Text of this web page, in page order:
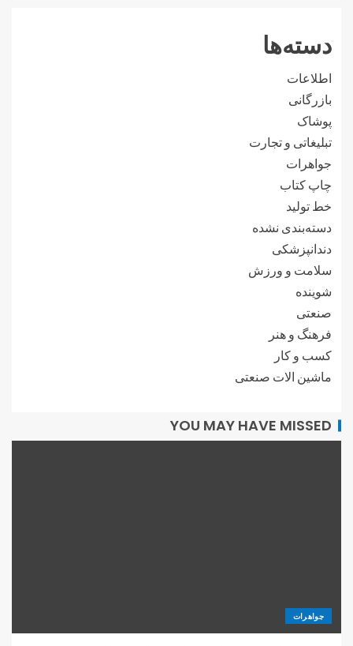
دسته‌ها
اطلاعات
بازرگانی
پوشاک
تبلیغاتی و تجارت
جواهرات
چاپ کتاب
خط تولید
دسته‌بندی نشده
دندانپزشکی
سلامت و ورزش
شوینده
صنعتی
فرهنگ و هنر
کسب و کار
ماشین الات صنعتی
YOU MAY HAVE MISSED
جواهرات